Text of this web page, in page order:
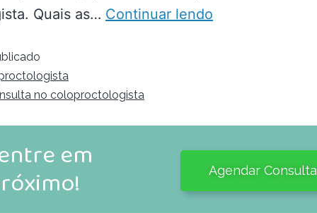
Quais as… Continuar lendo
no coloproctologista
em
Agendar Consulta